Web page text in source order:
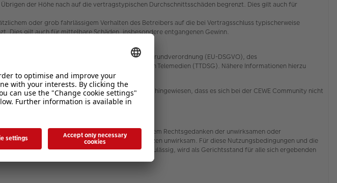
der Höhe nach auf die vertragstypischen Durchschnittsschäden begrenzt. Dies gilt auch für
oder grob fahrlässigem Verhalten des Betreibers auf die bei Vertragsschluss typischerweise
Dies gilt auch für mittelbare Schäden, insbesondere entgangenen Gewinn.
zur Einhaltung der EU-Datenschutzgrundverordnung (EU-DSGVO), des
in der Telekommunikation und bei den Telemedien (TTDSG). Nähere Informationen hierzu
oben Ziffer 1.2). Es wird ausdrücklich darauf hingewiesen, dass es sich bei der CEWE Community nicht
nicht übernommen.
gültige oder durchführbare Bestimmung, die dem Rechtsgedanken der unwirksamen oder
werden die Nutzungsbedingungen im Ganzen unwirksam. Für diese Nutzungsbedingungen und die
Ausschluss des UN-Kaufrechtes (CISG). Soweit zulässig, wird als Gerichtsstand für alle sich ergebenden